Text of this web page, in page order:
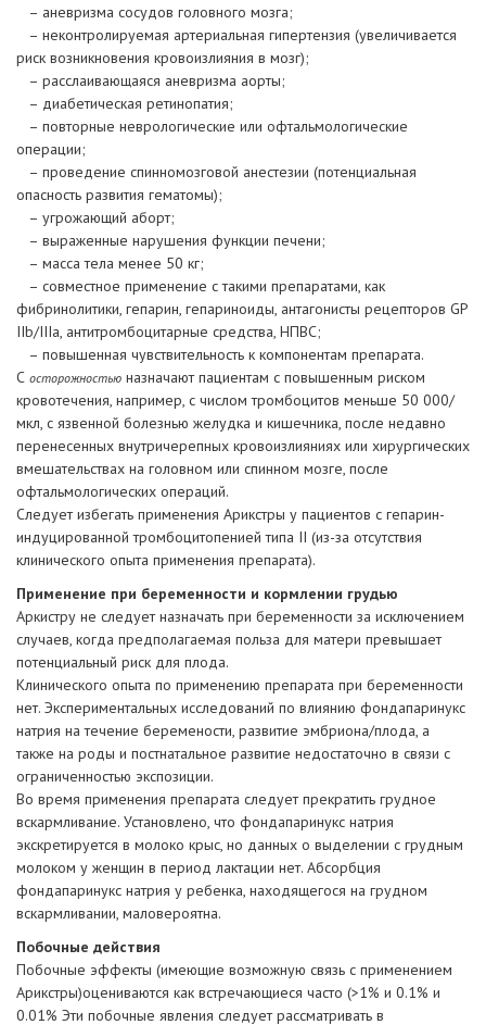
– аневризма сосудов головного мозга;
– неконтролируемая артериальная гипертензия (увеличивается
риск возникновения кровоизлияния в мозг);
– расслаивающаяся аневризма аорты;
– диабетическая ретинопатия;
– повторные неврологические или офтальмологические
операции;
– проведение спинномозговой анестезии (потенциальная
опасность развития гематомы);
– угрожающий аборт;
– выраженные нарушения функции печени;
– масса тела менее 50 кг;
– совместное применение с такими препаратами, как
фибринолитики, гепарин, гепариноиды, антагонисты рецепторов GP
IIb/IIIa, антитромбоцитарные средства, НПВC;
– повышенная чувствительность к компонентам препарата.
С осторожностью назначают пациентам с повышенным риском
кровотечения, например, с числом тромбоцитов меньше 50 000/
мкл, с язвенной болезнью желудка и кишечника, после недавно
перенесенных внутричерепных кровоизлияниях или хирургических
вмешательствах на головном или спинном мозге, после
офтальмологических операций.
Следует избегать применения Арикстры у пациентов с гепарин-
индуцированной тромбоцитопенией типа II (из-за отсутствия
клинического опыта применения препарата).
Применение при беременности и кормлении грудью
Аркистру не следует назначать при беременности за исключением
случаев, когда предполагаемая польза для матери превышает
потенциальный риск для плода.
Клинического опыта по применению препарата при беременности
нет. Экспериментальных исследований по влиянию фондапаринукс
натрия на течение беремености, развитие эмбриона/плода, а
также на роды и постнатальное развитие недостаточно в связи с
ограниченностью экспозиции.
Во время применения препарата следует прекратить грудное
вскармливание. Установлено, что фондапаринукс натрия
экскретируется в молоко крыс, но данных о выделении с грудным
молоком у женщин в период лактации нет. Абсорбция
фондапаринукс натрия у ребенка, находящегося на грудном
вскармливании, маловероятна.
Побочные действия
Побочные эффекты (имеющие возможную связь с применением
Арикстры)оцениваются как встречающиеся часто (>1% и 0.1% и
0.01% Эти побочные явления следует рассматривать в